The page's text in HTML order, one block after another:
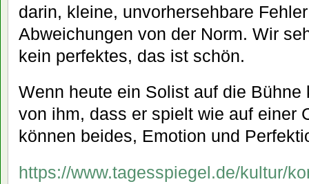
darin, kleine, unvorhersehbare
Abweichungen von der Norm. Wir
kein perfektes, das ist schön.
Wenn heute ein Solist auf die Bühne
von ihm, dass er spielt wie auf einer
können beides, Emotion und
https://www.tagesspiegel.de/kultur/